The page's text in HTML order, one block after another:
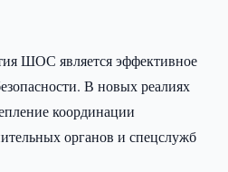
ШОС является эффективное
В новых реалиях
координации
органов и спецслужб